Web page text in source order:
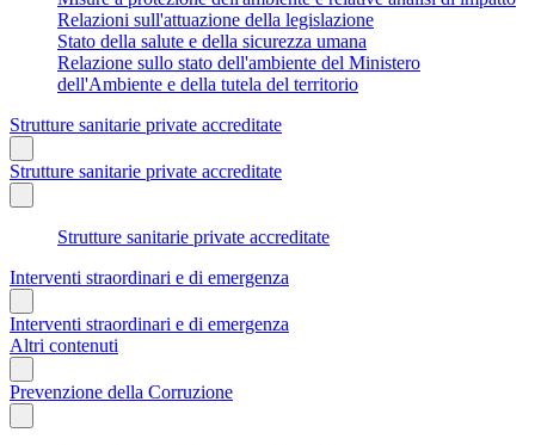
Relazioni sull'attuazione della legislazione
Stato della salute e della sicurezza umana
Relazione sullo stato dell'ambiente del Ministero
dell'Ambiente e della tutela del territorio
Strutture sanitarie private accreditate
Strutture sanitarie private accreditate
Strutture sanitarie private accreditate
Interventi straordinari e di emergenza
Interventi straordinari e di emergenza
Altri contenuti
Prevenzione della Corruzione